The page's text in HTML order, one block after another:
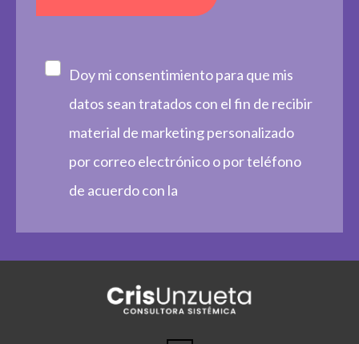
Doy mi consentimiento para que mis
datos sean tratados con el fin de recibir
material de marketing personalizado
por correo electrónico o por teléfono
de acuerdo con la